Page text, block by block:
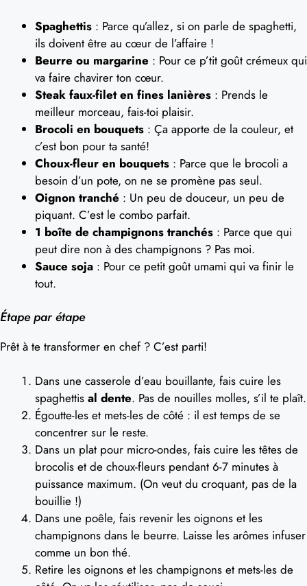
Spaghettis : Parce qu’allez, si on parle de spaghetti,
ils doivent être au cœur de l’affaire !
Beurre ou margarine : Pour ce p’tit goût crémeux qui
va faire chavirer ton cœur.
Steak faux-filet en fines lanières : Prends le
meilleur morceau, fais-toi plaisir.
Brocoli en bouquets : Ça apporte de la couleur, et
c’est bon pour ta santé!
Choux-fleur en bouquets : Parce que le brocoli a
besoin d’un pote, on ne se promène pas seul.
Oignon tranché : Un peu de douceur, un peu de
piquant. C’est le combo parfait.
1 boîte de champignons tranchés : Parce que qui
peut dire non à des champignons ? Pas moi.
Sauce soja : Pour ce petit goût umami qui va finir le
tout.
Étape par étape
Prêt à te transformer en chef ? C’est parti!
Dans une casserole d’eau bouillante, fais cuire les
spaghettis al dente. Pas de nouilles molles, s’il te plaît.
Égoutte-les et mets-les de côté : il est temps de se
concentrer sur le reste.
Dans un plat pour micro-ondes, fais cuire les têtes de
brocolis et de choux-fleurs pendant 6-7 minutes à
puissance maximum. (On veut du croquant, pas de la
bouillie !)
Dans une poêle, fais revenir les oignons et les
champignons dans le beurre. Laisse les arômes infuser
comme un bon thé.
Retire les oignons et les champignons et mets-les de